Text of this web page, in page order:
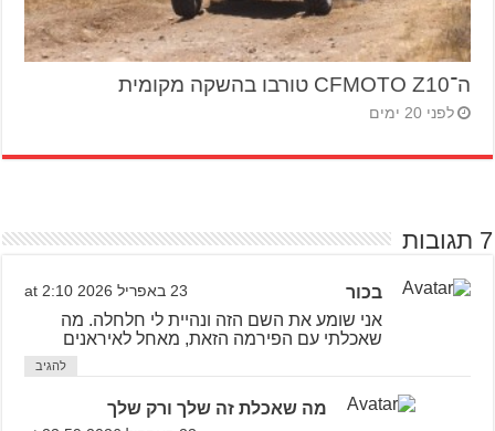
ה־CFMOTO Z10 טורבו בהשקה מקומית
לפני 20 ימים
7 תגובות
בכור 23 באפריל 2026 at 2:10
אני שומע את השם הזה ונהיית לי חלחלה. מה
שאכלתי עם הפירמה הזאת, מאחל לאיראנים
להגיב
מה שאכלת זה שלך ורק שלך